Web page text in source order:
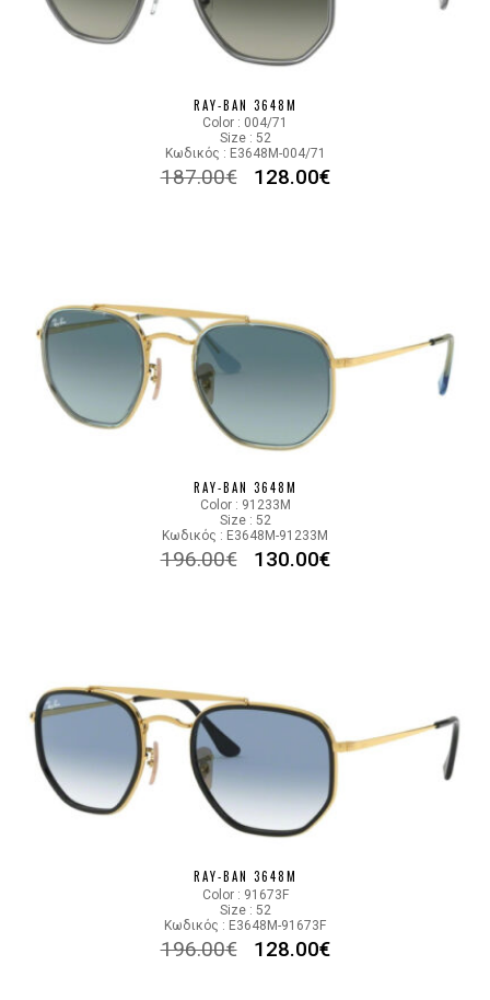
RAY-BAN 3648M
Color : 004/71
Size : 52
Κωδικός : E3648M-004/71
187.00€ 128.00€
RAY-BAN 3648M
Color : 91233M
Size : 52
Κωδικός : E3648M-91233M
196.00€ 130.00€
RAY-BAN 3648M
Color : 91673F
Size : 52
Κωδικός : E3648M-91673F
196.00€ 128.00€